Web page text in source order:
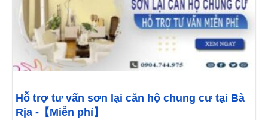
Hỗ trợ tư vấn sơn lại căn hộ chung cư tại Bà
Rịa -【Miễn phí】